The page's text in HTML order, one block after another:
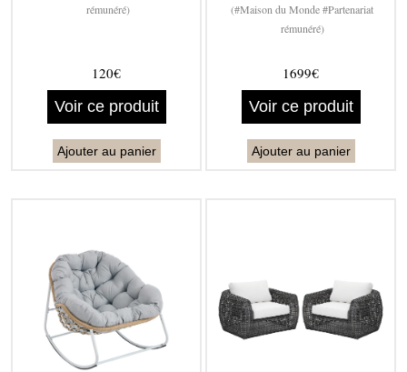
rémunéré)
120€
Voir ce produit
Ajouter au panier
(#Maison du Monde #Partenariat
rémunéré)
1699€
Voir ce produit
Ajouter au panier